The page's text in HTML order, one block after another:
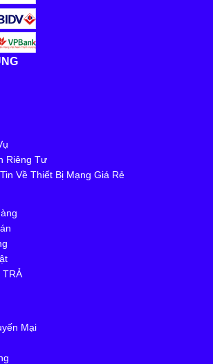
Riêng Tư
Về Thiết Bị Mạng Giá Rẻ
TRẢ
Mại